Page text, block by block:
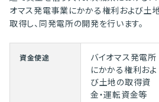
オマス発電事業にかかる権利および土
取得し、同発電所の開発を行います。
資金使途
バイオマス発電所
にかかる権利およ
び土地の取得資
金・運転資金等